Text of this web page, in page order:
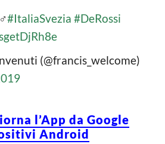
#ItaliaSvezia #DeRossi
(@francis_welcome)
l’App da Google
Android